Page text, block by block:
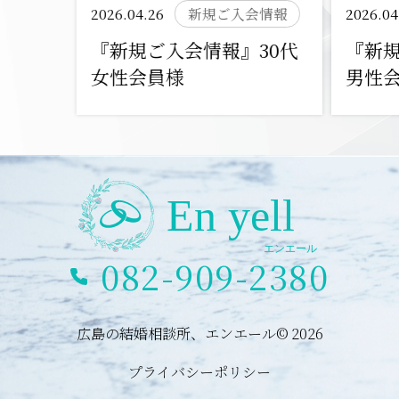
2026.04.26 新規ご入会情報
『新規ご入会情報』30代
女性会員様
『新
男性
082-909-2380
広島の結婚相談所、エンエール© 2026
プライバシーポリシー